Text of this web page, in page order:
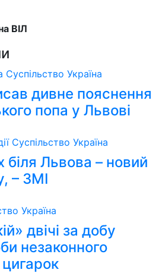
ВІЛ
Суспільство Україна
дивне пояснення
попа у Львові
Суспільство Україна
біля Львова – новий
– ЗМІ
Україна
двічі за добу
незаконного